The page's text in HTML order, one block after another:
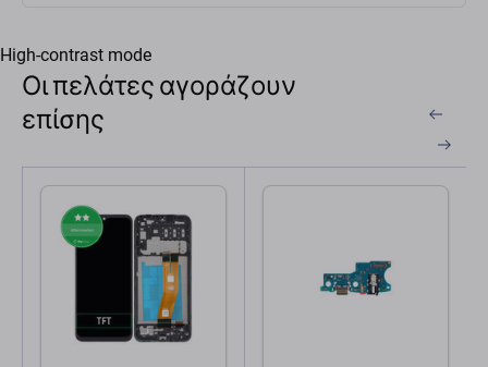
High-contrast mode
Οι πελάτες αγοράζουν
επίσης